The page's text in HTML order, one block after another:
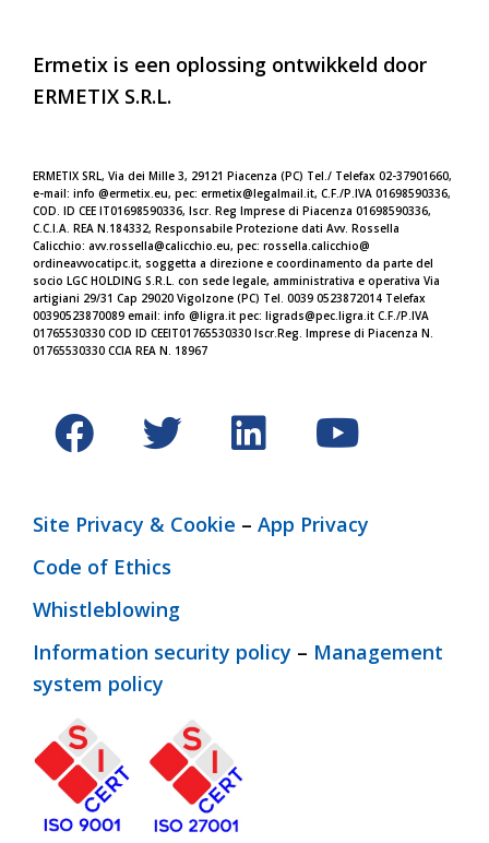
Ermetix is een oplossing ontwikkeld door
ERMETIX S.R.L.
ERMETIX SRL, Via dei Mille 3, 29121 Piacenza (PC) Tel./ Telefax 02-37901660,
e-mail: info @ermetix.eu, pec: ermetix@legalmail.it, C.F./P.IVA 01698590336,
COD. ID CEE IT01698590336, Iscr. Reg Imprese di Piacenza 01698590336,
C.C.I.A. REA N.184332, Responsabile Protezione dati Avv. Rossella
Calicchio: avv.rossella@calicchio.eu, pec: rossella.calicchio@
ordineavvocatipc.it, soggetta a direzione e coordinamento da parte del
socio LGC HOLDING S.R.L. con sede legale, amministrativa e operativa Via
artigiani 29/31 Cap 29020 Vigolzone (PC) Tel. 0039 0523872014 Telefax
00390523870089 email: info @ligra.it pec: ligrads@pec.ligra.it C.F./P.IVA
01765530330 COD ID CEEIT01765530330 Iscr.Reg. Imprese di Piacenza N.
01765530330 CCIA REA N. 18967
Site Privacy & Cookie – App Privacy
Code of Ethics
Whistleblowing
Information security policy – Management
system policy